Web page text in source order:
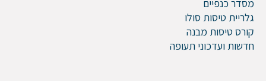
מסדר כנפיים
גלריית טיסות סולו
קורס טיסות מבנה
חדשות ועדכוני תעופה